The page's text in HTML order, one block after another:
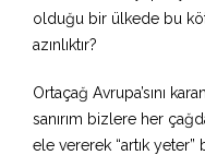
olduğu bir ülkede bu
azınlıktır?
Ortaçağ Avrupa’sını
sanırım bizlere her
ele vererek “artık